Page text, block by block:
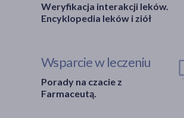
Weryfikacja interakcji leków.
Encyklopedia leków i ziół
Wsparcie w leczeniu
Porady na czacie z
Farmaceutą.